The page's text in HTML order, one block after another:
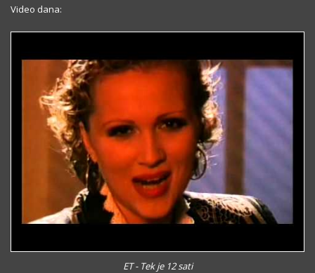
Video dana:
ET - Tek je 12 sati